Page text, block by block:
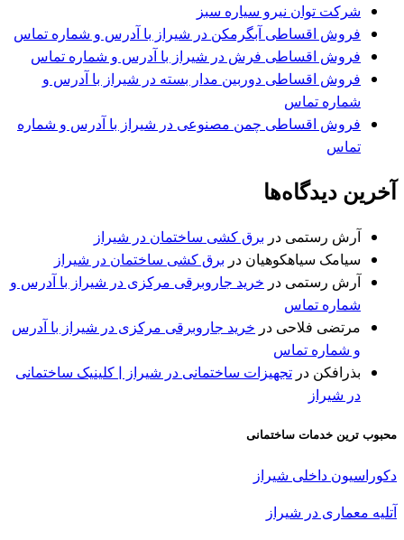
شرکت توان نیرو سیاره سبز
فروش اقساطی آبگرمکن در شیراز با آدرس و شماره تماس
فروش اقساطی فرش در شیراز با آدرس و شماره تماس
فروش اقساطی دوربین مدار بسته در شیراز با آدرس و
شماره تماس
فروش اقساطی چمن مصنوعی در شیراز با آدرس و شماره
تماس
آخرین دیدگاه‌ها
آرش رستمی در برق کشی ساختمان در شیراز
سیامک سیاهکوهیان در برق کشی ساختمان در شیراز
آرش رستمی در خرید جاروبرقی مرکزی در شیراز با آدرس و
شماره تماس
مرتضی فلاحی در خرید جاروبرقی مرکزی در شیراز با آدرس
و شماره تماس
بذرافكن در تجهیزات ساختمانی در شیراز | کلینیک ساختمانی
در شیراز
محبوب ترین خدمات ساختمانی
دکوراسیون داخلی شیراز
آتلیه معماری در شیراز